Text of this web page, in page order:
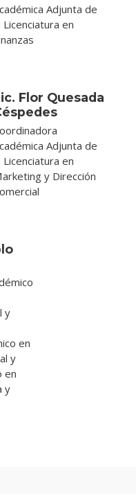
Adjunta de
Licenciatura en
Flor Quesada
Adjunta de
Licenciatura en
y Dirección
y
en
y
en
y